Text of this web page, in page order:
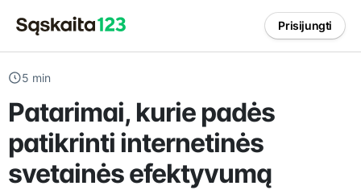
Prisijungti
5 min
Patarimai, kurie padės
patikrinti internetinės
svetainės efektyvumą